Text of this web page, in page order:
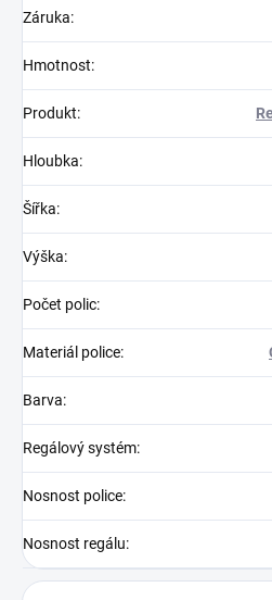
Záruka:
Hmotnost:
Produkt:
Hloubka:
Šířka:
Výška:
Počet polic:
Materiál police:
Barva:
Regálový systém:
Nosnost police:
Nosnost regálu: